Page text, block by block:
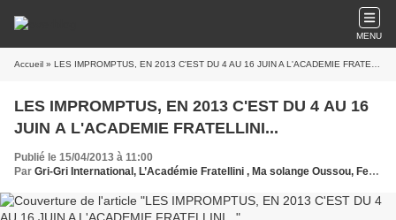
MENU
Accueil » LES IMPROMPTUS, EN 2013 C'EST DU 4 AU 16 JUIN A L'ACADEMIE FRATELLINI...
LES IMPROMPTUS, EN 2013 C'EST DU 4 AU 16
JUIN A L'ACADEMIE FRATELLINI...
Publié le 15/04/2013 à 11:00
Par Gri-Gri International, L’Académie Fratellini , Ma solange Oussou, Festival, France, Art